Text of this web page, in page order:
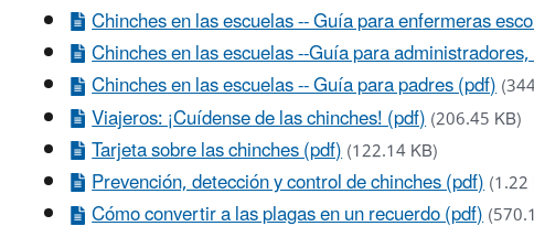
Chinches en las escuelas -- Guía para enfermeras
Chinches en las escuelas --Guía para
Chinches en las escuelas -- Guía para padres (pdf)
Viajeros: ¡Cuídense de las chinches! (pdf)(206.45 KB)
Tarjeta sobre las chinches (pdf)(122.14 KB)
Prevención, detección y control de chinches (pdf)(1.22
Cómo convertir a las plagas en un recuerdo (pdf)